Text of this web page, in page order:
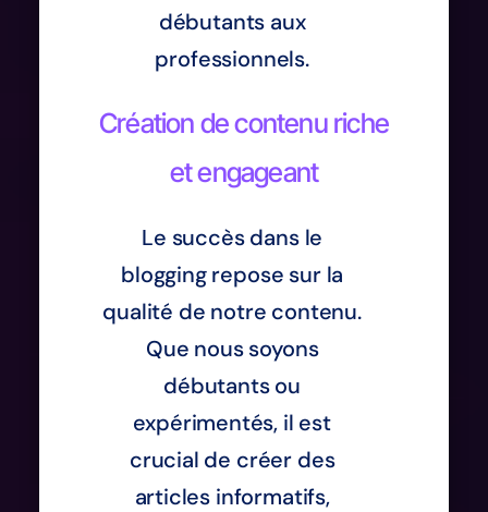
débutants aux
professionnels.
Création de contenu riche
et engageant
Le succès dans le
blogging repose sur la
qualité de notre contenu.
Que nous soyons
débutants ou
expérimentés, il est
crucial de créer des
articles informatifs,